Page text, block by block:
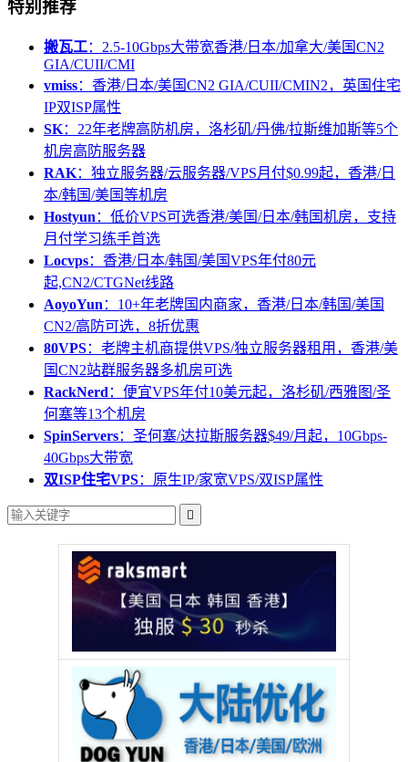
特别推荐
搬瓦工：2.5-10Gbps大带宽香港/日本/加拿大/美国CN2
GIA/CUII/CMI
vmiss：香港/日本/美国CN2 GIA/CUII/CMIN2，英国住宅
IP双ISP属性
SK：22年老牌高防机房，洛杉矶/丹佛/拉斯维加斯等5个
机房高防服务器
RAK：独立服务器/云服务器/VPS月付$0.99起，香港/日
本/韩国/美国等机房
Hostyun ：低价VPS可选香港/美国/日本/韩国机房，支持
月付学习练手首选
Locvps：香港/日本/韩国/美国VPS年付80元
起,CN2/CTGNet线路
AoyoYun ：10+年老牌国内商家，香港/日本/韩国/美国
CN2/高防可选，8折优惠
80VPS：老牌主机商提供VPS/独立服务器租用，香港/美
国CN2站群服务器多机房可选
RackNerd ：便宜VPS年付10美元起，洛杉矶/西雅图/圣
何塞等13个机房
SpinServers：圣何塞/达拉斯服务器$49/月起，10Gbps-
40Gbps大带宽
双ISP住宅VPS：原生IP/家宽VPS/双ISP属性
